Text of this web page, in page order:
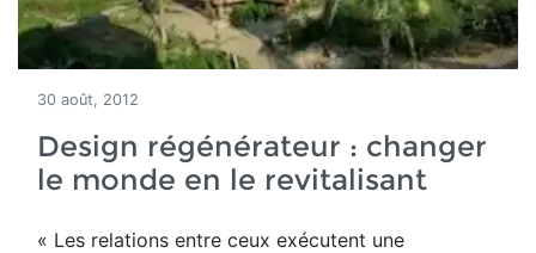
30 août, 2012
Design régénérateur : changer
le monde en le revitalisant
« Les relations entre ceux exécutent une